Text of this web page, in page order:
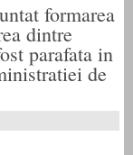
formarea
dintre
parafata in
de